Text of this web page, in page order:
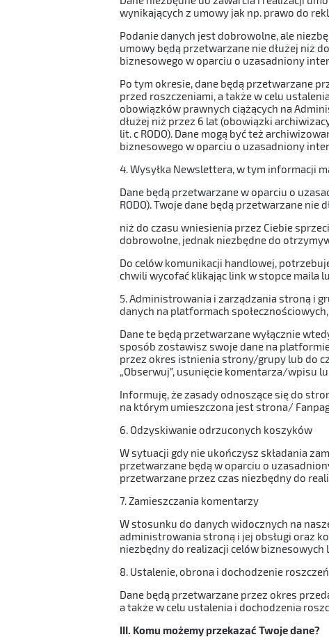
wynikających z umowy jak np. prawo do
Podanie danych jest dobrowolne, ale
umowy będą przetwarzane nie dłużej niż
biznesowego w oparciu o uzasadniony
Po tym okresie, dane będą przetwarzane
przed roszczeniami, a także w celu
obowiązków prawnych ciążących na
dłużej niż przez 6 lat (obowiązki
lit. c RODO). Dane mogą być też
biznesowego w oparciu o uzasadniony
4. Wysyłka Newslettera, w tym informacji
Dane będą przetwarzane w oparciu o
RODO). Twoje dane będą przetwarzane nie
niż do czasu wniesienia przez Ciebie
dobrowolne, jednak niezbędne do
Do celów komunikacji handlowej,
chwili wycofać klikając link w stopce maila
5. Administrowania i zarządzania stroną i
danych na platformach
Dane te będą przetwarzane wyłącznie
sposób zostawisz swoje dane na
przez okres istnienia strony/grupy lub do
„Obserwuj”, usunięcie komentarza/
Informuję, że zasady odnoszące się do
na którym umieszczona jest strona/
6. Odzyskiwanie odrzuconych koszyków
W sytuacji gdy nie ukończysz składania
przetwarzane będą w oparciu o
przetwarzane przez czas niezbędny do
7. Zamieszczania komentarzy
W stosunku do danych widocznych na
administrowania stroną i jej obsługi oraz
niezbędny do realizacji celów biznesowych
8. Ustalenie, obrona i dochodzenie roszczeń
Dane będą przetwarzane przez okres
a także w celu ustalenia i dochodzenia
III. Komu możemy przekazać Twoje dane?